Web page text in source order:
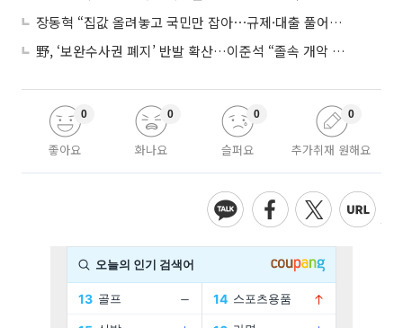
장동혁 “집값 올려놓고 국민만 잡아⋯규제·대출 풀어야”
野, ‘보완수사권 폐지’ 반발 확산…이준석 “졸속 개악 입법”
좋아요
0
화나요
0
슬퍼요
0
추가취재 원해요
0